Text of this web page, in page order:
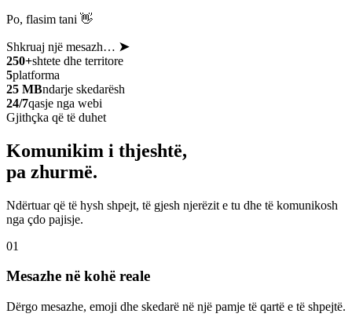
Po, flasim tani 👋
Shkruaj një mesazh… ➤
250+shtete dhe territore
5platforma
25 MBndarje skedarësh
24/7qasje nga webi
Gjithçka që të duhet
Komunikim i thjeshtë,
pa zhurmë.
Ndërtuar që të hysh shpejt, të gjesh njerëzit e tu dhe të komunikosh
nga çdo pajisje.
01
Mesazhe në kohë reale
Dërgo mesazhe, emoji dhe skedarë në një pamje të qartë e të shpejtë.